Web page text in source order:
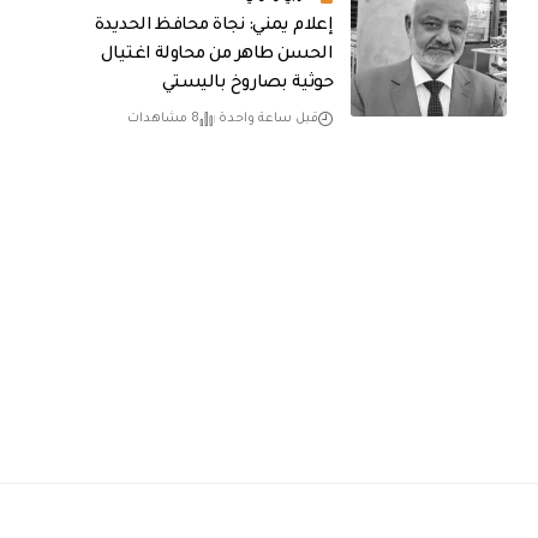
إعلام يمني: نجاة محافظ الحديدة
الحسن طاهر من محاولة اغتيال
حوثية بصاروخ باليستي
قبل ساعة واحدة 8 مشاهدات